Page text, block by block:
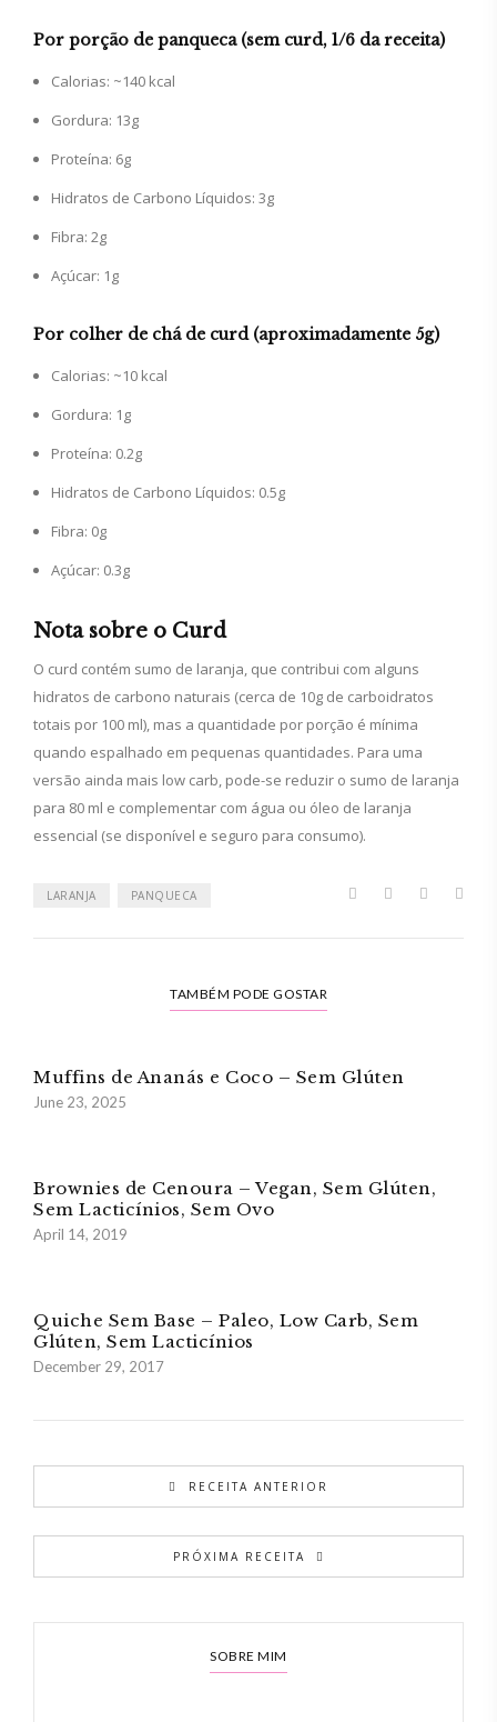
Por porção de panqueca (sem curd, 1/6 da receita)
Calorias: ~140 kcal
Gordura: 13g
Proteína: 6g
Hidratos de Carbono Líquidos: 3g
Fibra: 2g
Açúcar: 1g
Por colher de chá de curd (aproximadamente 5g)
Calorias: ~10 kcal
Gordura: 1g
Proteína: 0.2g
Hidratos de Carbono Líquidos: 0.5g
Fibra: 0g
Açúcar: 0.3g
Nota sobre o Curd
O curd contém sumo de laranja, que contribui com alguns
hidratos de carbono naturais (cerca de 10g de carboidratos
totais por 100 ml), mas a quantidade por porção é mínima
quando espalhado em pequenas quantidades. Para uma
versão ainda mais low carb, pode-se reduzir o sumo de laranja
para 80 ml e complementar com água ou óleo de laranja
essencial (se disponível e seguro para consumo).
LARANJA PANQUECA
TAMBÉM PODE GOSTAR
Muffins de Ananás e Coco – Sem Glúten
June 23, 2025
Brownies de Cenoura – Vegan, Sem Glúten,
Sem Lacticínios, Sem Ovo
April 14, 2019
Quiche Sem Base – Paleo, Low Carb, Sem
Glúten, Sem Lacticínios
December 29, 2017
RECEITA ANTERIOR
PRÓXIMA RECEITA
SOBRE MIM